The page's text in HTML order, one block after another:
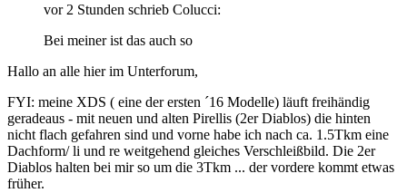
vor 2 Stunden schrieb Colucci:
Bei meiner ist das auch so
Hallo an alle hier im Unterforum,
FYI: meine XDS ( eine der ersten ´16 Modelle) läuft freihändig
geradeaus - mit neuen und alten Pirellis (2er Diablos) die hinten
nicht flach gefahren sind und vorne habe ich nach ca. 1.5Tkm eine
Dachform/ li und re weitgehend gleiches Verschleißbild. Die 2er
Diablos halten bei mir so um die 3Tkm ... der vordere kommt etwas
früher.